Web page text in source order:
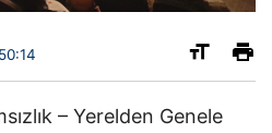
– Yerelden Genele